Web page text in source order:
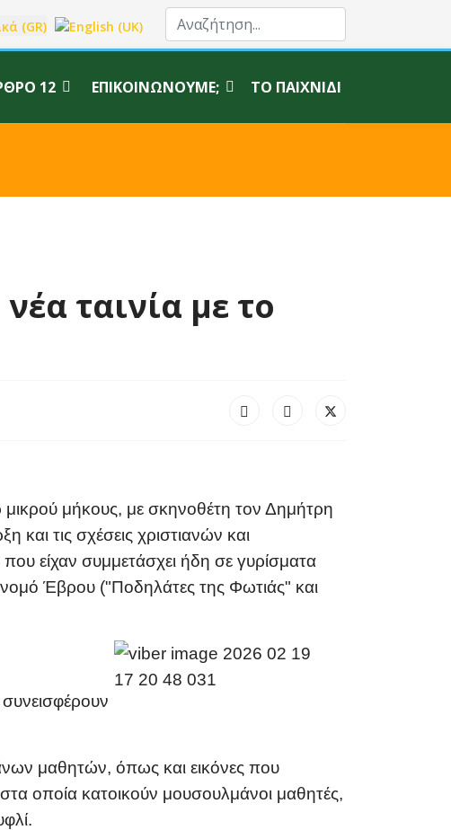
γλώσσα σας
12 ΕΠΙΚΟΙΝΩΝΟΎΜΕ; ΤΟ ΠΑΙΧΝΊΔΙ
ταινία με το
μικρού μήκους, με σκηνοθέτη τον Δημήτρη
και τις σχέσεις χριστιανών και
είχαν συμμετάσχει ήδη σε γυρίσματα
νομό Έβρου ("Ποδηλάτες της Φωτιάς" και
μαθητών, όπως και εικόνες που
οποία κατοικούν μουσουλμάνοι μαθητές,